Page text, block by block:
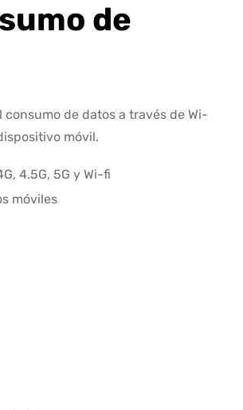
de
de datos a través de Wi-
móvil.
4.5G, 5G y Wi-fi
móviles